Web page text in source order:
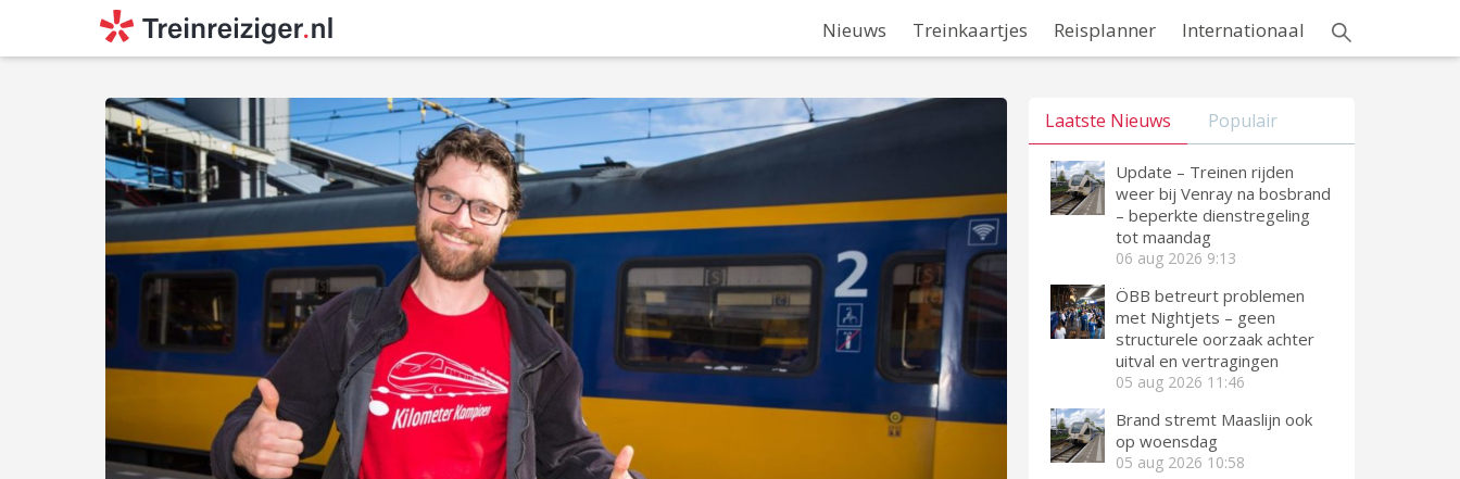
Nieuws Treinkaartjes Reisplanner Internationaal
Laatste Nieuws Populair
Update – Treinen rijden
weer bij Venray na bosbrand
– beperkte dienstregeling
tot maandag
06 aug 2026 9:13
ÖBB betreurt problemen
met Nightjets – geen
structurele oorzaak achter
uitval en vertragingen
05 aug 2026 11:46
Brand stremt Maaslijn ook
op woensdag
05 aug 2026 10:58